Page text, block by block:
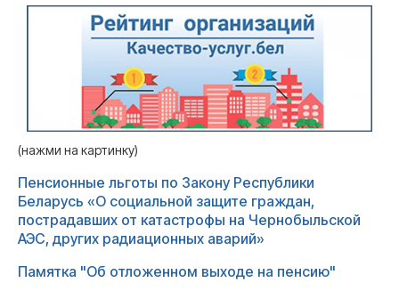
(нажми на картинку)
Пенсионные льготы по Закону Республики
Беларусь «О социальной защите граждан,
пострадавших от катастрофы на Чернобыльской
АЭС, других радиационных аварий»
Памятка "Об отложенном выходе на пенсию"